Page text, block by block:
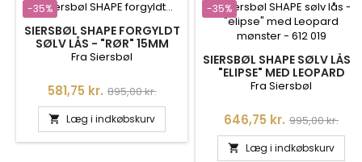
-35%
SIERSBØL SHAPE FORGYLDT
SØLV LÅS - "RØR" 15MM
Fra Siersbøl
Pris
581,75 kr. Normalpris
895,00 kr.
 Læg i indkøbskurv
-35%
SIERSBØL SHAPE SØLV LÅS -
"ELIPSE" MED LEOPARD
MØNSTER
Fra Siersbøl
Pris
646,75 kr. Normalpris
995,00 kr.
 Læg i indkøbskurv